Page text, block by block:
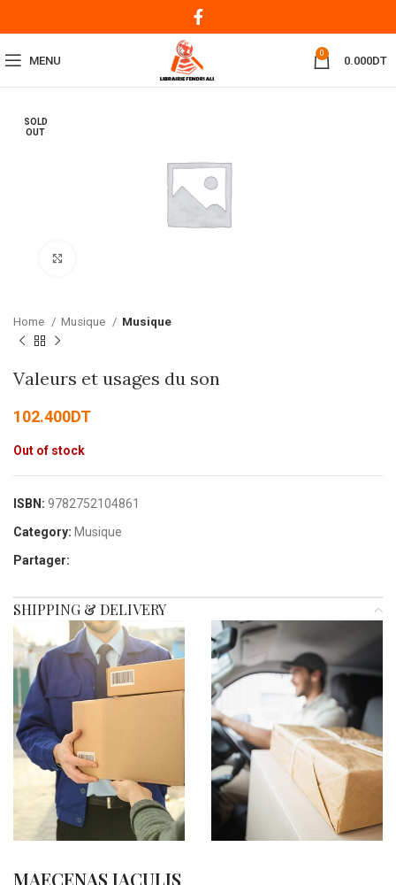
MENU
0
0.000DT
SOLD
OUT
Home Musique Musique
Valeurs et usages du son
102.400DT
Out of stock
ISBN: 9782752104861
Category: Musique
Partager:
SHIPPING & DELIVERY
MAECENAS IACULIS